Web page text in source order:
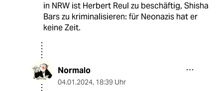
in NRW ist Herbert Reul zu beschäftig, Shisha
Bars zu kriminalisieren: für Neonazis hat er
keine Zeit.
Normalo
04.01.2024, 18:39 Uhr